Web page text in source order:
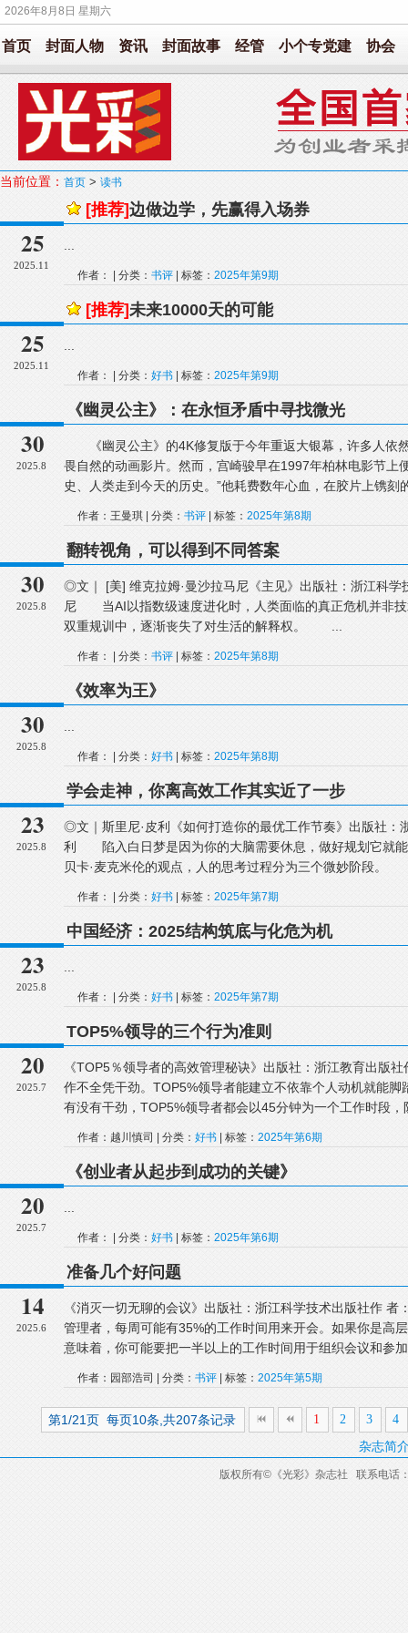
2026年8月8日 星期六
首页 封面人物 资讯 封面故事 经管 小个专党建 协会
当前位置： 首页 > 读书
25
2025.11
[推荐]边做边学，先赢得入场券
作者： | 分类： 书评 | 标签： 2025年第9期
25
2025.11
[推荐]未来10000天的可能
作者： | 分类： 好书 | 标签： 2025年第9期
30
2025.8
《幽灵公主》：在永恒矛盾中寻找微光
《幽灵公主》的4K修复版于今年重返大银幕，许多人依
畏自然的动画影片。然而，宫崎骏早在1997年柏林电影节上
史、人类走到今天的历史。”他耗费数年心血，在胶片上镌刻
作者：王曼琪 | 分类： 书评 | 标签： 2025年第8期
30
2025.8
翻转视角，可以得到不同答案
◎文｜ [美] 维克拉姆·曼沙拉马尼《主见》出版社：浙江科学
尼 当AI以指数级速度进化时，人类面临的真正危机并非技
双重规训中，逐渐丧失了对生活的解释权。 ...
作者： | 分类： 书评 | 标签： 2025年第8期
30
2025.8
《效率为王》
作者： | 分类： 好书 | 标签： 2025年第8期
23
2025.8
学会走神，你离高效工作其实近了一步
◎文｜斯里尼·皮利《如何打造你的最优工作节奏》出版社：
利 陷入白日梦是因为你的大脑需要休息，做好规划它就能
贝卡·麦克米伦的观点，人的思考过程分为三个微妙阶段
作者： | 分类： 好书 | 标签： 2025年第7期
23
2025.8
中国经济：2025结构筑底与化危为机
作者： | 分类： 好书 | 标签： 2025年第7期
20
2025.7
TOP5%领导的三个行为准则
《TOP5％领导者的高效管理秘诀》出版社：浙江教育出
作不全凭干劲。TOP5%领导者能建立不依靠个人动机就能
有没有干劲，TOP5%领导者都会以45分钟为一个工作时段
作者：越川慎司 | 分类： 好书 | 标签： 2025年第6期
20
2025.7
《创业者从起步到成功的关键》
作者： | 分类： 好书 | 标签： 2025年第6期
14
2025.6
准备几个好问题
《消灭一切无聊的会议》出版社：浙江科学技术出版社作
管理者，每周可能有35%的工作时间用来开会。如果你是高
意味着，你可能要把一半以上的工作时间用于组织会议和参
作者：园部浩司 | 分类： 书评 | 标签： 2025年第5期
第1/21页 每页10条,共207条记录 1 2 3 4
杂志简
版权所有© 《光彩》杂志社 联系电话